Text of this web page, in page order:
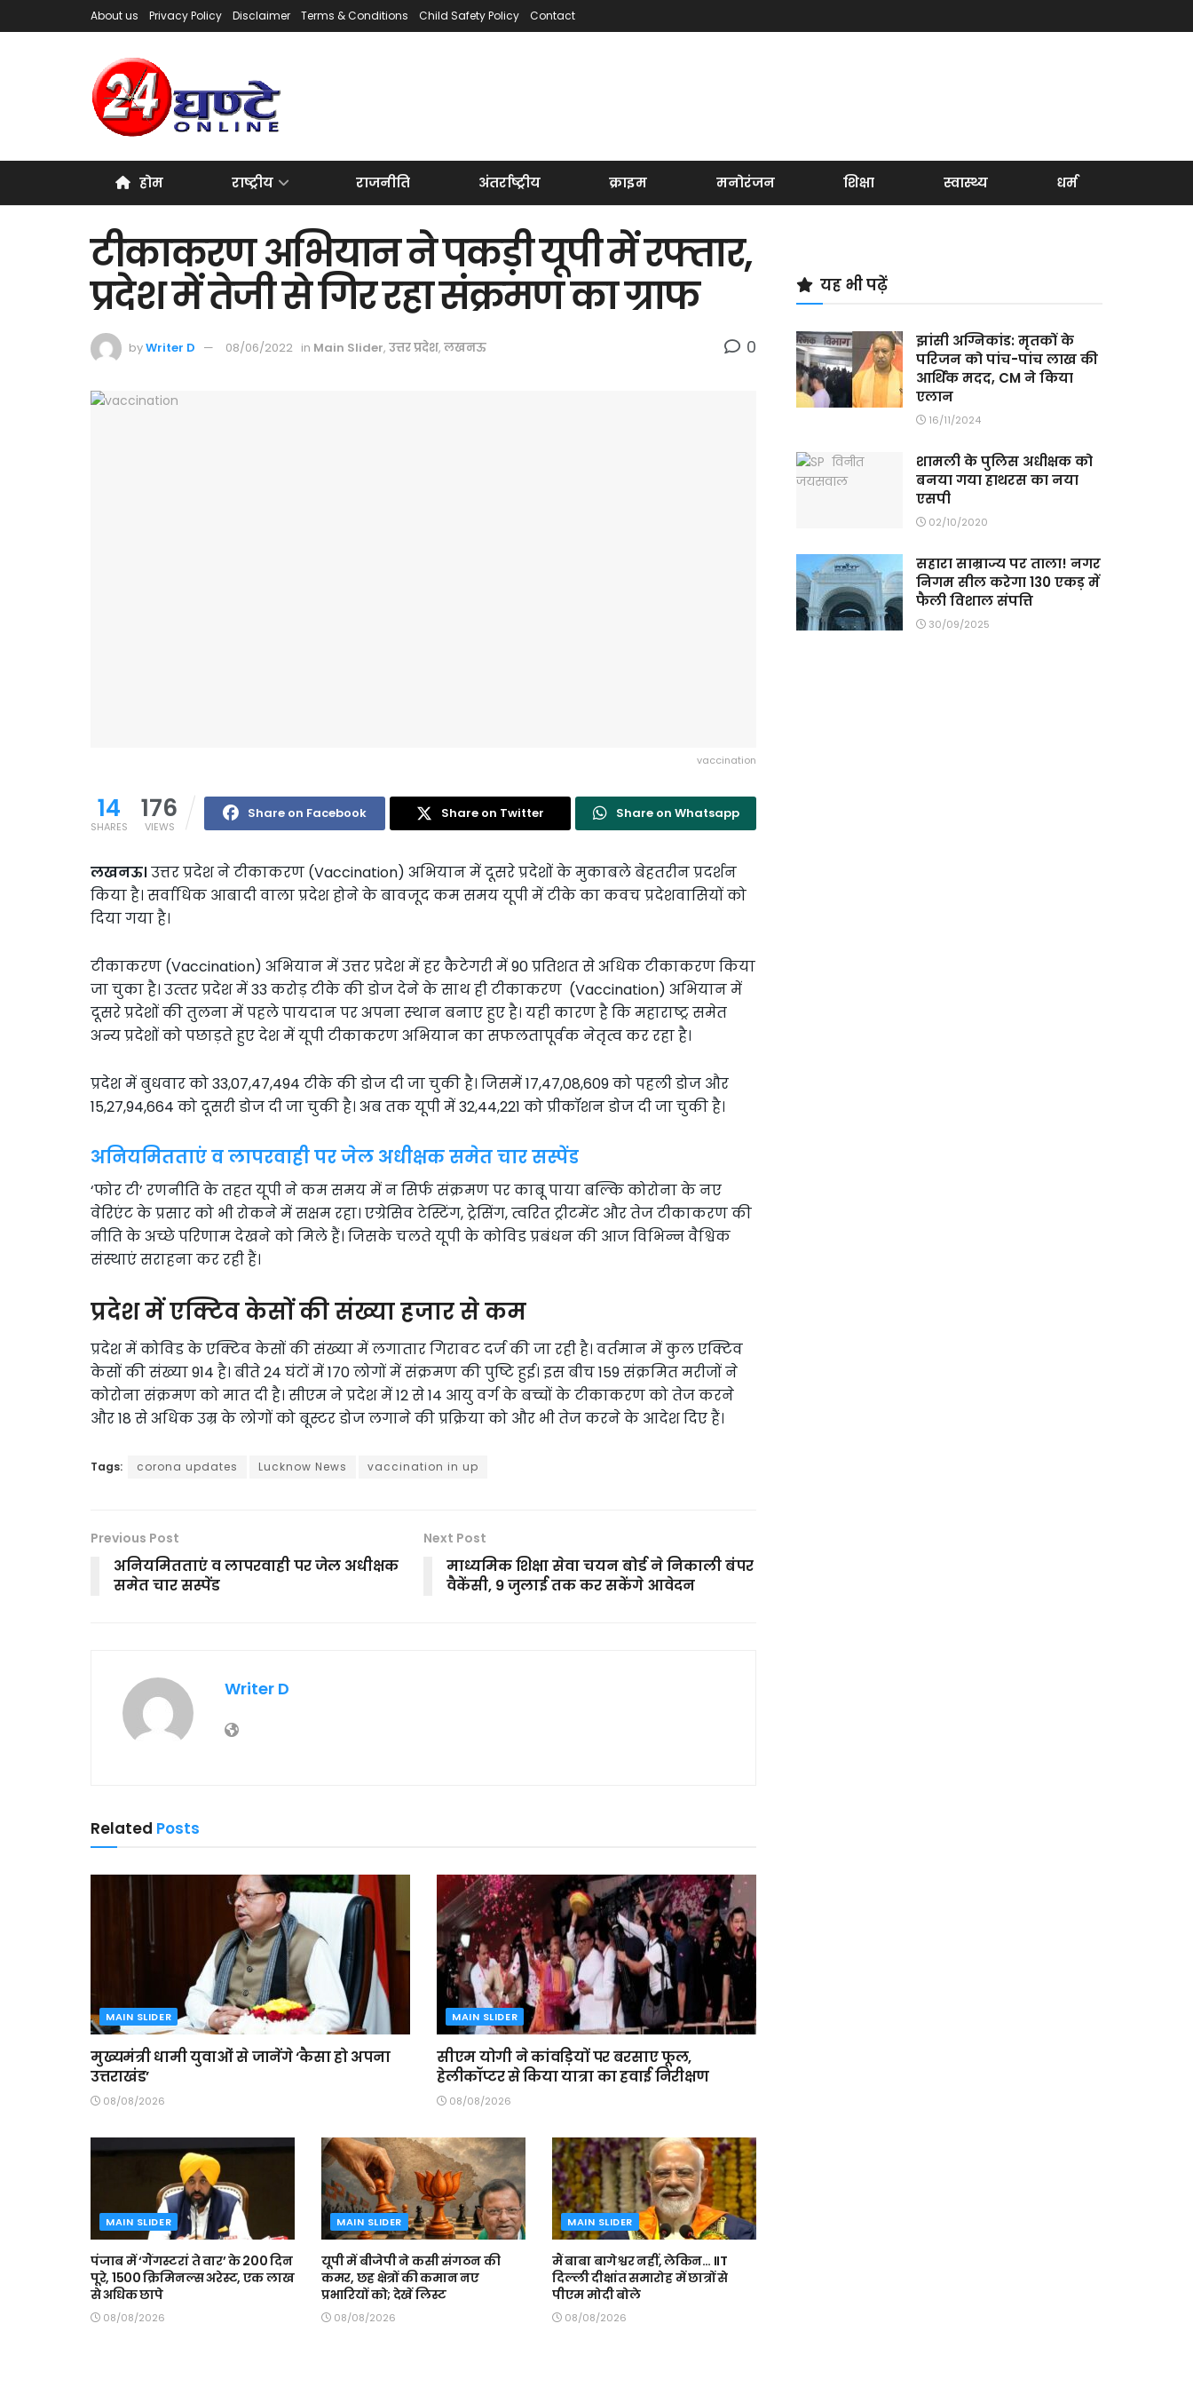
About us Privacy Policy Disclaimer Terms & Conditions Child Safety Policy Contact
होम राष्ट्रीय राजनीति अंतर्राष्ट्रीय क्राइम मनोरंजन शिक्षा स्वास्थ्य धर्म
टीकाकरण अभियान ने पकड़ी यूपी में रफ्तार,
प्रदेश में तेजी से गिर रहा संक्रमण का ग्राफ
byWriter D 08/06/2022 in Main Slider, उत्तर प्रदेश, लखनऊ 0
vaccination
14
SHARES
176
VIEWS
Share on Facebook Share on Twitter Share on Whatsapp
लखनऊ। उत्तर प्रदेश ने टीकाकरण (Vaccination) अभियान में दूसरे प्रदेशों के मुकाबले बेहतरीन प्रदर्शन
किया है। सर्वाधिक आबादी वाला प्रदेश होने के बावजूद कम समय यूपी में टीके का कवच प्रदेशवासियों को
दिया गया है।
टीकाकरण (Vaccination) अभियान में उत्तर प्रदेश में हर कैटेगरी में 90 प्रतिशत से अधिक टीकाकरण किया
जा चुका है। उत्‍तर प्रदेश में 33 करोड़ टीके की डोज देने के साथ ही टीकाकरण (Vaccination) अभियान में
दूसरे प्रदेशों की तुलना में पहले पायदान पर अपना स्‍थान बनाए हुए है। यही कारण है कि महाराष्ट्र समेत
अन्य प्रदेशों को पछाड़ते हुए देश में यूपी टीकाकरण अभियान का सफलतापूर्वक नेतृत्व कर रहा है।
प्रदेश में बुधवार को 33,07,47,494 टीके की डोज दी जा चुकी है। जिसमें 17,47,08,609 को पहली डोज और
15,27,94,664 को दूसरी डोज दी जा चुकी है। अब तक यूपी में 32,44,221 को प्रीकॉशन डोज दी जा चुकी है।
अनियमितताएं व लापरवाही पर जेल अधीक्षक समेत चार सस्पेंड
‘फोर टी’ रणनीति के तहत यूपी ने कम समय में न सिर्फ संक्रमण पर काबू पाया बल्कि कोरोना के नए
वेरिएंट के प्रसार को भी रोकने में सक्षम रहा। एग्रेसिव टेस्टिंग, ट्रेसिंग, त्वरित ट्रीटमेंट और तेज टीकाकरण की
नीति के अच्छे परिणाम देखने को मिले हैं। जिसके चलते यूपी के कोविड प्रबंधन की आज विभिन्न वैश्विक
संस्थाएं सराहना कर रही हैं।
प्रदेश में एक्टिव केसों की संख्या हजार से कम
प्रदेश में कोविड के एक्टिव केसों की संख्‍या में लगातार गिरावट दर्ज की जा रही है। वर्तमान में कुल एक्टिव
केसों की संख्या 914 है। बीते 24 घंटों में 170 लोगों में संक्रमण की पुष्टि हुई। इस बीच 159 संक्रमित मरीजों ने
कोरोना संक्रमण को मात दी है। सीएम ने प्रदेश में 12 से 14 आयु वर्ग के बच्चों के टीकाकरण को तेज करने
और 18 से अधिक उम्र के लोगों को बूस्टर डोज लगाने की प्रक्रिया को और भी तेज करने के आदेश दिए हैं।
Tags: corona updates Lucknow News vaccination in up
Previous Post
अनियमितताएं व लापरवाही पर जेल अधीक्षक
समेत चार सस्पेंड
Next Post
माध्यमिक शिक्षा सेवा चयन बोर्ड ने निकाली बंपर
वैकेंसी, 9 जुलाई तक कर सकेंगे आवेदन
Writer D
Related Posts
MAIN SLIDER
मुख्यमंत्री धामी युवाओं से जानेंगे ‘कैसा हो अपना
उत्तराखंड’
08/08/2026
MAIN SLIDER
सीएम योगी ने कांवड़ियों पर बरसाए फूल,
हेलीकॉप्टर से किया यात्रा का हवाई निरीक्षण
08/08/2026
MAIN SLIDER
पंजाब में ‘गैंगस्टरां ते वार’ के 200 दिन
पूरे, 1500 क्रिमिनल्स अरेस्ट, एक लाख
से अधिक छापे
08/08/2026
MAIN SLIDER
यूपी में बीजेपी ने कसी संगठन की
कमर, छह क्षेत्रों की कमान नए
प्रभारियों को; देखें लिस्ट
08/08/2026
MAIN SLIDER
मैं बाबा बागेश्वर नहीं, लेकिन… IIT
दिल्ली दीक्षांत समारोह में छात्रों से
पीएम मोदी बोले
08/08/2026
यह भी पढ़ें
झांसी अग्निकांड: मृतकों के
परिजन को पांच-पांच लाख की
आर्थिक मदद, CM ने किया
एलान
16/11/2024
शामली के पुलिस अधीक्षक को
बनया गया हाथरस का नया
एसपी
02/10/2020
सहारा साम्राज्य पर ताला! नगर
निगम सील करेगा 130 एकड़ में
फैली विशाल संपत्ति
30/09/2025